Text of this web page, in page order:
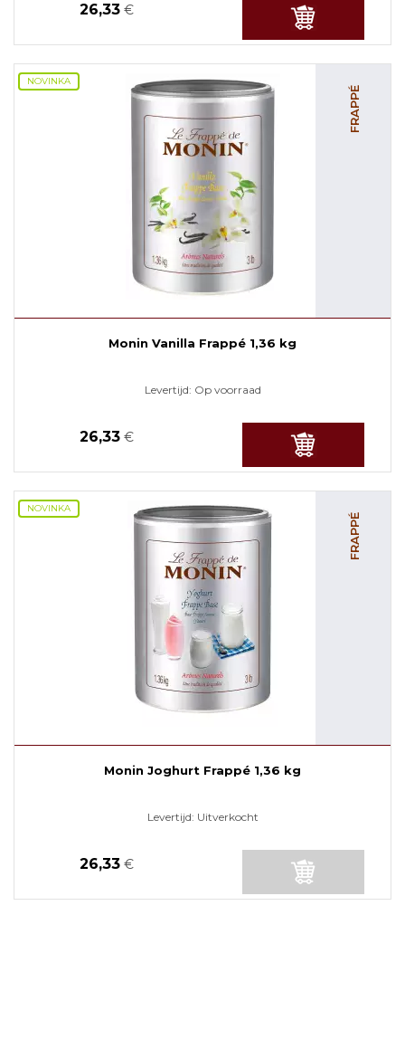
26,33 €
NOVINKA
FRAPPÉ
Monin Vanilla Frappé 1,36 kg
Levertijd: Op voorraad
26,33 €
NOVINKA
FRAPPÉ
Monin Joghurt Frappé 1,36 kg
Levertijd: Uitverkocht
26,33 €